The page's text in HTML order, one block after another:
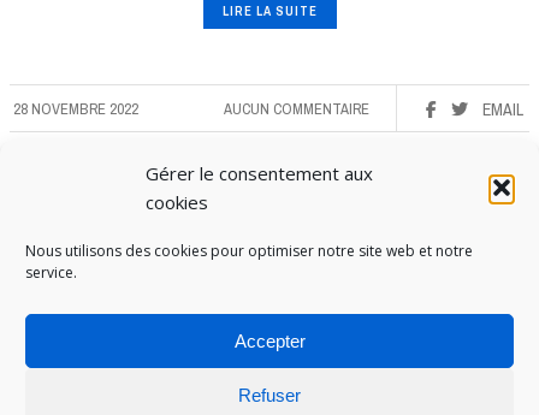
Gérer le consentement aux
cookies
Nous utilisons des cookies pour optimiser notre site web et notre
service.
Accepter
Refuser
LIRE LA SUITE
28 NOVEMBRE 2022 EMAIL
AUCUN COMMENTAIRE
MEDIA INSTITUTE